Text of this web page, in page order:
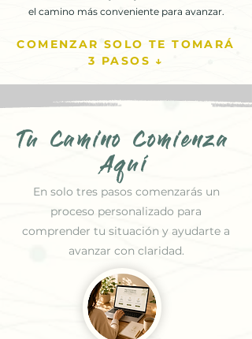
el camino más conveniente para avanzar.
COMENZAR SOLO TE TOMARÁ
3 PASOS ↓
Tu Camino Comienza
Aquí
En solo tres pasos comenzarás un
proceso personalizado para
comprender tu situación y ayudarte a
avanzar con claridad.